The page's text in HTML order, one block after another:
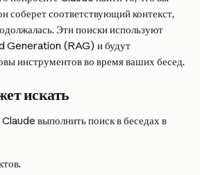
соберет соответствующий контекст,
Эти поиски используют
(RAG) и будут
инструментов во время ваших бесед.
искать
выполнить поиск в беседах в